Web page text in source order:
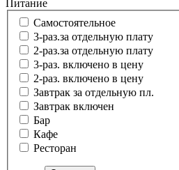
Питание
Самостоятельное
3-раз.за отдельную плату
2-раз.за отдельную плату
3-раз. включено в цену
2-раз. включено в цену
Завтрак за отдельную пл.
Завтрак включен
Бар
Кафе
Ресторан